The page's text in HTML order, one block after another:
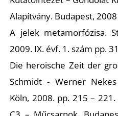
Alapítvány. Budapest, 2008
A jelek metamorfózisa.
2009. IX. évf. 1. szám pp.
Die heroische Zeit der
Schmidt - Werner Nekes
Köln, 2008. pp. 215 –